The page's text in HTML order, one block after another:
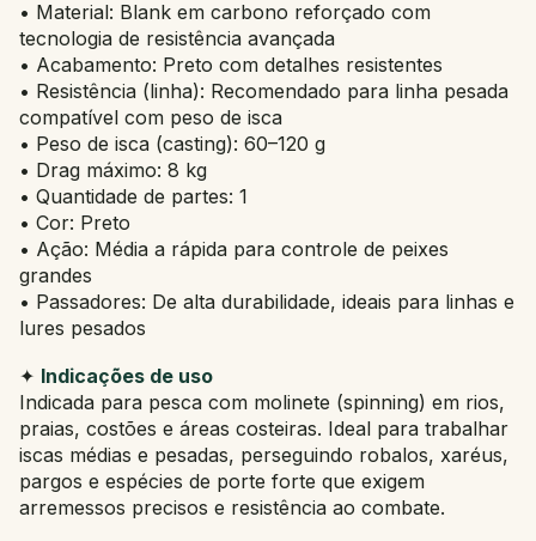
• Material: Blank em carbono reforçado com
tecnologia de resistência avançada
• Acabamento: Preto com detalhes resistentes
• Resistência (linha): Recomendado para linha pesada
compatível com peso de isca
• Peso de isca (casting): 60–120 g
• Drag máximo: 8 kg
• Quantidade de partes: 1
• Cor: Preto
• Ação: Média a rápida para controle de peixes
grandes
• Passadores: De alta durabilidade, ideais para linhas e
lures pesados
✦ Indicações de uso
Indicada para pesca com molinete (spinning) em rios,
praias, costões e áreas costeiras. Ideal para trabalhar
iscas médias e pesadas, perseguindo robalos, xaréus,
pargos e espécies de porte forte que exigem
arremessos precisos e resistência ao combate.